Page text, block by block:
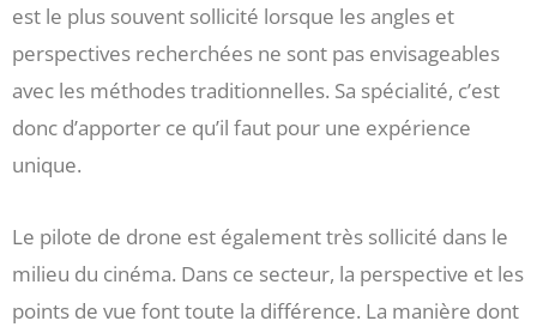
est le plus souvent sollicité lorsque les angles et
perspectives recherchées ne sont pas envisageables
avec les méthodes traditionnelles. Sa spécialité, c’est
donc d’apporter ce qu’il faut pour une expérience
unique.
Le pilote de drone est également très sollicité dans le
milieu du cinéma. Dans ce secteur, la perspective et les
points de vue font toute la différence. La manière dont